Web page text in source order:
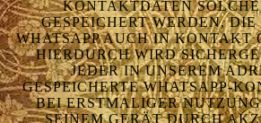
ONTAKTDATEN SOLCHER
ESPEICHERT WERDEN, DIE
HATSAPP AUCH IN KONTAKT
HIERDURCH WIRD
JEDER IN UNSEREM
GESPEICHERTE WHATSAPP-
BEI ERSTMALIGER
SEINEM GERÄT DURCH